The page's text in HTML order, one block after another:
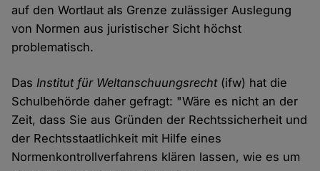
auf den Wortlaut als Grenze zulässiger Auslegung
von Normen aus juristischer Sicht höchst
problematisch.
DasInstitut für Weltanschuungsrecht(ifw) hat die
Schulbehörde daher gefragt: "Wäre es nicht an der
Zeit, dass Sie aus Gründen der Rechtssicherheit und
der Rechtsstaatlichkeit mit Hilfe eines
Normenkontrollverfahrens klären lassen, wie es um